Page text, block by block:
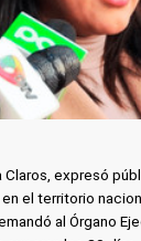
expresó
el territorio
al Órgano